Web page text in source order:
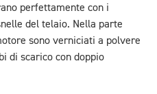
perfettamente con i
del telaio. Nella parte
sono verniciati a polvere
di scarico con doppio